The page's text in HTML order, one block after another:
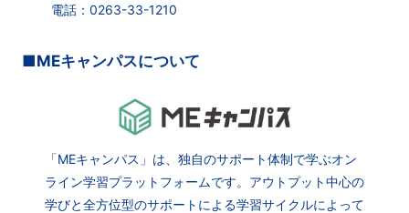
電話：0263-33-1210
■MEキャンパスについて
「MEキャンパス」は、独自のサポート体制で学ぶオン
ライン学習プラットフォームです。アウトプット中心の
学びと全方位型のサポートによる学習サイクルによって